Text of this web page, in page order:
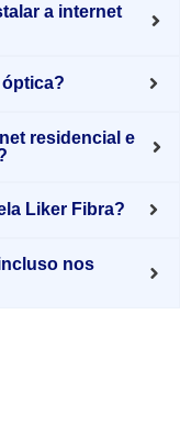
a internet
óptica?
residencial e
Liker Fibra?
nos